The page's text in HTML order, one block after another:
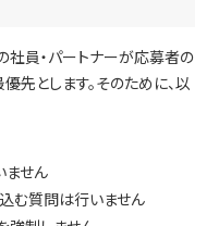
社員・パートナーが応募者の
先とします。そのために、以
せん
む質問は行いません